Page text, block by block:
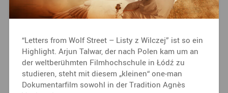
“Letters from Wolf Street – Listy z Wilczej” ist so ein
Highlight. Arjun Talwar, der nach Polen kam um an
der weltberühmten Filmhochschule in Łódź zu
studieren, steht mit diesem „kleinen“ one-man
Dokumentarfilm sowohl in der Tradition Agnès